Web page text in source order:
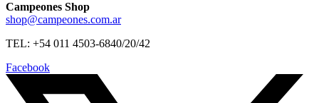
Campeones Shop
shop@campeones.com.ar
TEL: +54 011 4503-6840/20/42
Facebook